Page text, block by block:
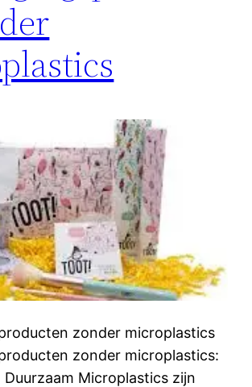
zonder microplastics
zonder microplastics:
Duurzaam Microplastics zijn